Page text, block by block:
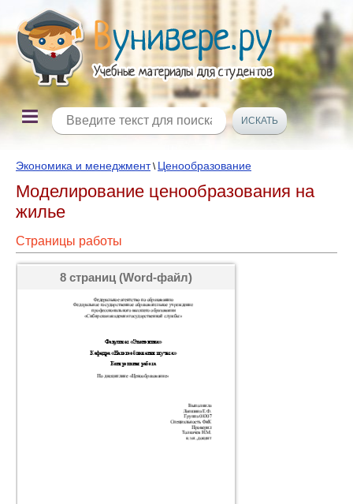
Экономика и менеджмент\ Ценообразование
Моделирование ценообразования на
жилье
Страницы работы
8 страниц (Word-файл)